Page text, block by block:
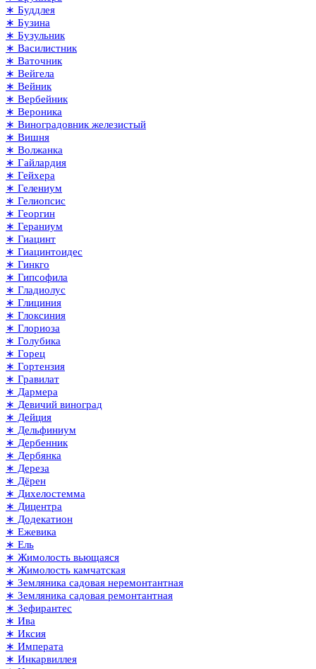
∗ Буддлея
∗ Бузина
∗ Бузульник
∗ Василистник
∗ Ваточник
∗ Вейгела
∗ Вейник
∗ Вербейник
∗ Вероника
∗ Виноградовник железистый
∗ Вишня
∗ Волжанка
∗ Гайлардия
∗ Гейхера
∗ Гелениум
∗ Гелиопсис
∗ Георгин
∗ Гераниум
∗ Гиацинт
∗ Гиацинтоидес
∗ Гинкго
∗ Гипсофила
∗ Гладиолус
∗ Глициния
∗ Глоксиния
∗ Глориоза
∗ Голубика
∗ Горец
∗ Гортензия
∗ Гравилат
∗ Дармера
∗ Девичий виноград
∗ Дейция
∗ Дельфиниум
∗ Дербенник
∗ Дербянка
∗ Дереза
∗ Дёрен
∗ Дихелостемма
∗ Дицентра
∗ Додекатион
∗ Ежевика
∗ Ель
∗ Жимолость вьющаяся
∗ Жимолость камчатская
∗ Земляника садовая неремонтантная
∗ Земляника садовая ремонтантная
∗ Зефирантес
∗ Ива
∗ Иксия
∗ Императа
∗ Инкарвиллея